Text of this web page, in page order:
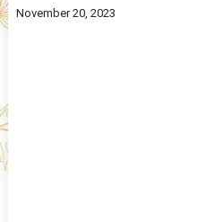
November 20, 2023